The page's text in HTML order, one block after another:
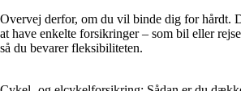
Overvej derfor, om du vil binde dig for hårdt.
at have enkelte forsikringer – som bil eller
så du bevarer fleksibiliteten.